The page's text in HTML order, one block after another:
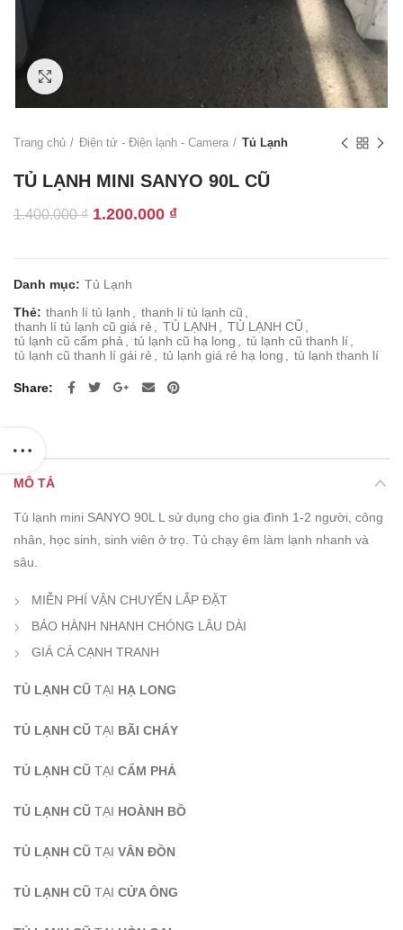
Trang chủ Điện tử - Điện lạnh - Camera Tủ Lạnh
TỦ LẠNH MINI SANYO 90L CŨ
1.400.000₫ Giá
1.200.000 ₫Giá
Danh mục: Tủ Lạnh
Thẻ: thanh lí tủ lạnh thanh lí tủ lạnh cũ
thanh lí tủ lạnh cũ giá rẻ
TỦ LẠNH TỦ LẠNH CŨ
tủ lạnh cũ cẩm phả
tủ lạnh cũ hạ long tủ lạnh cũ thanh lí
tủ lạnh cũ thanh lí gái rẻ
tủ lạnh giá rẻ hạ long tủ lạnh thanh lí
Share
MÔ TẢ
Tủ lạnh mini SANYO 90L L sử dụng cho gia đình 1-2 người, công
nhân, học sinh, sinh viên ở trọ. Tủ chạy êm làm lạnh nhanh và
sâu.
MIỄN PHÍ VẬN CHUYỂN LẮP ĐẶT
BẢO HÀNH NHANH CHÓNG LÂU DÀI
GIÁ CẢ CẠNH TRANH
TỦ LẠNH CŨ TẠI HẠ LONG
TỦ LẠNH CŨ TẠI BÃI CHÁY
TỦ LẠNH CŨ TẠI CẨM PHẢ
TỦ LẠNH CŨ TẠI HOÀNH BỒ
TỦ LẠNH CŨ TẠI VÂN ĐỒN
TỦ LẠNH CŨ TẠI CỬA ÔNG